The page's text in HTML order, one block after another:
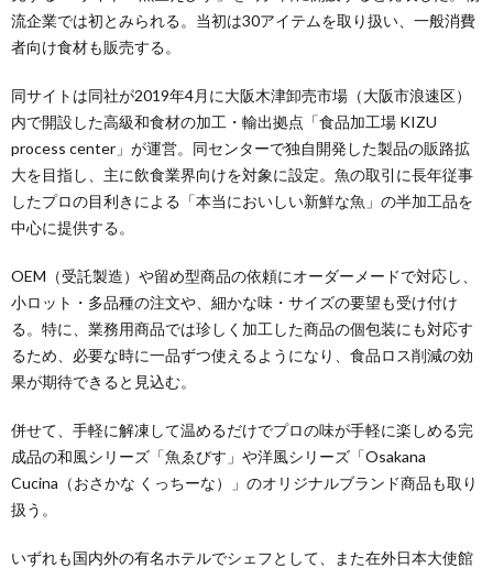
流企業では初とみられる。当初は30アイテムを取り扱い、一般消費
者向け食材も販売する。
同サイトは同社が2019年4月に大阪木津卸売市場（大阪市浪速区）
内で開設した高級和食材の加工・輸出拠点「食品加工場 KIZU
process center」が運営。同センターで独自開発した製品の販路拡
大を目指し、主に飲食業界向けを対象に設定。魚の取引に長年従事
したプロの目利きによる「本当においしい新鮮な魚」の半加工品を
中心に提供する。
OEM（受託製造）や留め型商品の依頼にオーダーメードで対応し、
小ロット・多品種の注文や、細かな味・サイズの要望も受け付け
る。特に、業務用商品では珍しく加工した商品の個包装にも対応す
るため、必要な時に一品ずつ使えるようになり、食品ロス削減の効
果が期待できると見込む。
併せて、手軽に解凍して温めるだけでプロの味が手軽に楽しめる完
成品の和風シリーズ「魚ゑびす」や洋風シリーズ「Osakana
Cucina（おさかな くっちーな）」のオリジナルブランド商品も取り
扱う。
いずれも国内外の有名ホテルでシェフとして、また在外日本大使館